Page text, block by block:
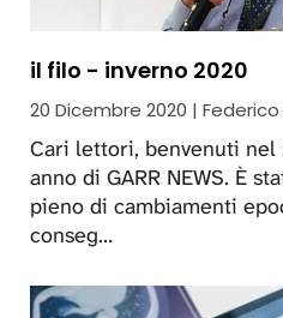
il filo - inverno 2020
20 Dicembre 2020 | Federico
Cari lettori, benvenuti
anno di GARR NEWS. È
pieno di cambiamenti
conseg…